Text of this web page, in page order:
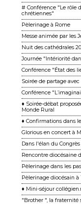
# Conférence "Le rôle
chrétiennes"
Pèlerinage à Rome
Messe animée par les
Nuit des cathédrales
Journée "Intériorité
Conférence "État des
Soirée de partage
Conférence
♦ Soirée-débat
Monde Rural
♦ Confirmations dans
Glorious en concert à
Dans l'élan du
Rencontre diocésaine
Pèlerinage dans les
Pèlerinage diocésain à
♦ Mini-séjour
"Brother ", la fraternité